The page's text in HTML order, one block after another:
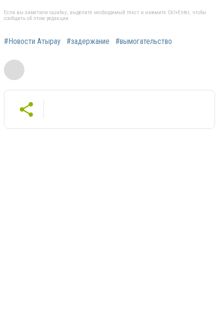
Если вы заметили ошибку, выделите необходимый текст и нажмите Ctrl+Enter, чтобы
сообщить об этом редакции
#Новости Атырау #задержание #вымогательство